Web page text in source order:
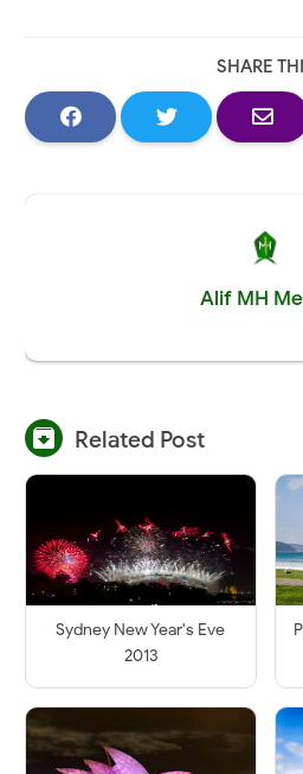
SHARE
Alif MH
 Related Post
Sydney New Year's Eve
2013